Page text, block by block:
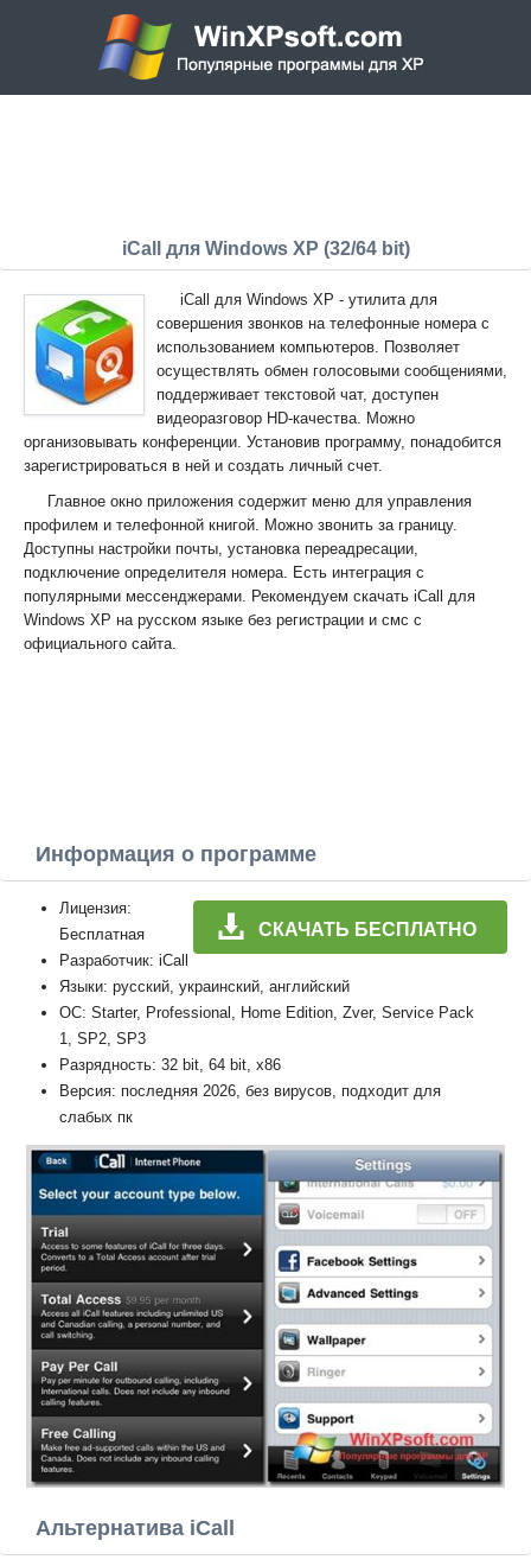
iCall для Windows XP (32/64 bit)
iCall для Windows XP - утилита для
совершения звонков на телефонные номера с
использованием компьютеров. Позволяет
осуществлять обмен голосовыми сообщениями,
поддерживает текстовой чат, доступен
видеоразговор HD-качества. Можно
организовывать конференции. Установив программу, понадобится
зарегистрироваться в ней и создать личный счет.
Главное окно приложения содержит меню для управления
профилем и телефонной книгой. Можно звонить за границу.
Доступны настройки почты, установка переадресации,
подключение определителя номера. Есть интеграция с
популярными мессенджерами. Рекомендуем скачать iCall для
Windows XP на русском языке без регистрации и смс с
официального сайта.
Информация о программе
СКАЧАТЬ БЕСПЛАТНО
Лицензия:
Бесплатная
Разработчик: iCall
Языки: русский, украинский, английский
ОС: Starter, Professional, Home Edition, Zver, Service Pack
1, SP2, SP3
Разрядность: 32 bit, 64 bit, x86
Версия: последняя 2026, без вирусов, подходит для
слабых пк
Альтернатива iCall